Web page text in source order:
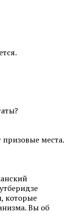
места.
которые
Вы об